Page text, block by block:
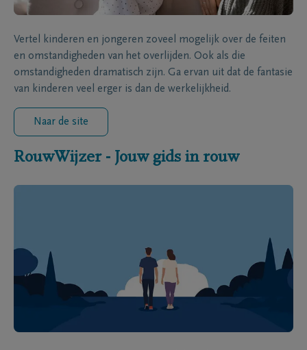
Vertel kinderen en jongeren zoveel mogelijk over de feiten
en omstandigheden van het overlijden. Ook als die
omstandigheden dramatisch zijn. Ga ervan uit dat de fantasie
van kinderen veel erger is dan de werkelijkheid.
Naar de site
RouwWijzer - Jouw gids in rouw